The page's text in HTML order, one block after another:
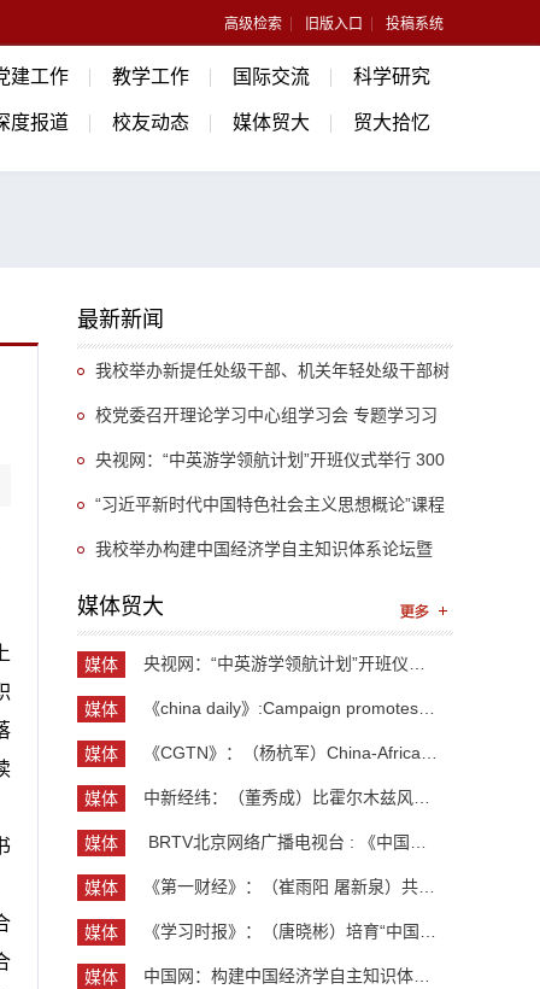
高级检索 旧版入口 投稿系统
建工作 教学工作 国际交流 科学研究
度报道 校友动态 媒体贸大 贸大拾忆
最新新闻
我校举办新提任处级干部、机关年轻处级干部树
立和践行正确政绩观专题培训班
校党委召开理论学习中心组学习会 专题学习习
近平总书记关于推动哲学社会科学高质量发展的重
要指示精神
央视网：“中英游学领航计划”开班仪式举行 300
余名英国学生开启“游学中国”旅程
“习近平新时代中国特色社会主义思想概论”课程
“UIBE新思想大讲堂”第九讲开讲
我校举办构建中国经济学自主知识体系论坛暨
《中国开放型经济学》教学研讨会
媒体贸大
媒体
媒体
媒体
媒体
媒体
媒体
媒体
媒体